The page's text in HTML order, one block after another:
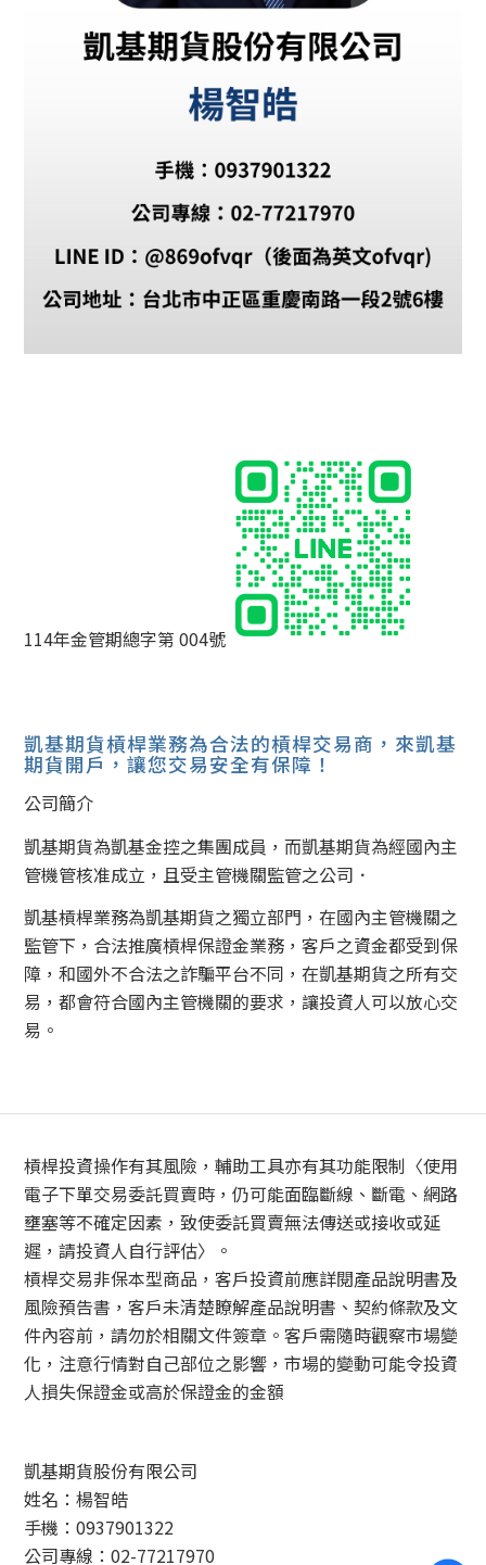
114年金管期總字第 004號
凱基期貨槓桿業務為合法的槓桿交易商，來凱基
期貨開戶，讓您交易安全有保障！
公司簡介
凱基期貨為凱基金控之集團成員，而凱基期貨為經國內主
管機管核准成立，且受主管機關監管之公司．
凱基槓桿業務為凱基期貨之獨立部門，在國內主管機關之
監管下，合法推廣槓桿保證金業務，客戶之資金都受到保
障，和國外不合法之詐騙平台不同，在凱基期貨之所有交
易，都會符合國內主管機關的要求，讓投資人可以放心交
易。
槓桿投資操作有其風險，輔助工具亦有其功能限制〈使用
電子下單交易委託買賣時，仍可能面臨斷線、斷電、網路
壅塞等不確定因素，致使委託買賣無法傳送或接收或延
遲，請投資人自行評估〉。
槓桿交易非保本型商品，客戶投資前應詳閱產品說明書及
風險預告書，客戶未清楚瞭解產品說明書、契約條款及文
件內容前，請勿於相關文件簽章。客戶需隨時觀察市場變
化，注意行情對自己部位之影響，市場的變動可能令投資
人損失保證金或高於保證金的金額
凱基期貨股份有限公司
姓名：楊智皓
手機：0937901322
公司專線：02-77217970